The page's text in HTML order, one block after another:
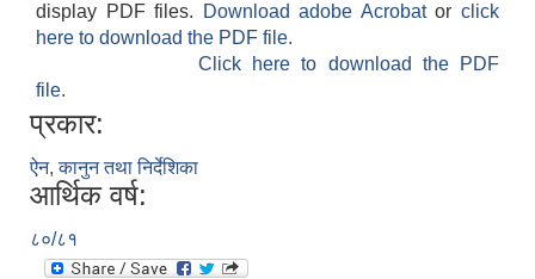
display PDF files.
Download adobe Acrobatorclick
here to download the PDF file.
Click here to download the PDF
file.
प्रकार:
ऐन, कानुन तथा निर्देशिका
आर्थिक वर्ष:
८०/८१